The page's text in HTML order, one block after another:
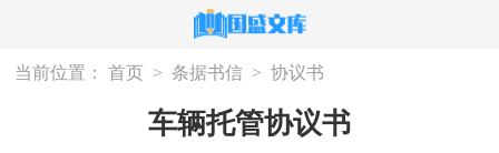
当前位置： 首页 > 条据书信 > 协议书
车辆托管协议书